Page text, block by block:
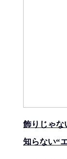
飾りじゃな
知らない“